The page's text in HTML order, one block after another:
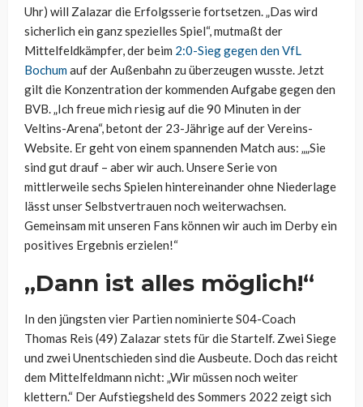
Uhr) will Zalazar die Erfolgsserie fortsetzen. „Das wird
sicherlich ein ganz spezielles Spiel“, mutmaßt der
Mittelfeldkämpfer, der beim 2:0-Sieg gegen den VfL
Bochumauf der Außenbahn zu überzeugen wusste. Jetzt
gilt die Konzentration der kommenden Aufgabe gegen den
BVB. „Ich freue mich riesig auf die 90 Minuten in der
Veltins-Arena“, betont der 23-Jährige auf der Vereins-
Website. Er geht von einem spannenden Match aus: „„Sie
sind gut drauf – aber wir auch. Unsere Serie von
mittlerweile sechs Spielen hintereinander ohne Niederlage
lässt unser Selbstvertrauen noch weiterwachsen.
Gemeinsam mit unseren Fans können wir auch im Derby ein
positives Ergebnis erzielen!“
„Dann ist alles möglich!“
In den jüngsten vier Partien nominierte S04-Coach
Thomas Reis (49) Zalazar stets für die Startelf. Zwei Siege
und zwei Unentschieden sind die Ausbeute. Doch das reicht
dem Mittelfeldmann nicht: „Wir müssen noch weiter
klettern.“ Der Aufstiegsheld des Sommers 2022 zeigt sich